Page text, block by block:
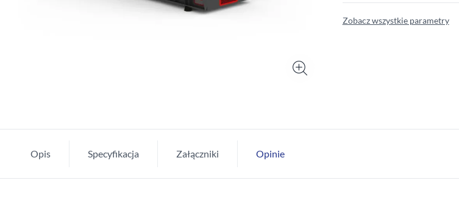
Zobacz wszystkie parametry
Opis Specyfikacja Załączniki Opinie